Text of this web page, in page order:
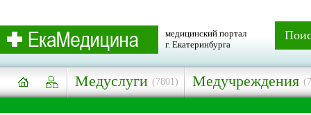
медицинский портал
г. Екатеринбурга
Медуслуги (7801) Медучреждения